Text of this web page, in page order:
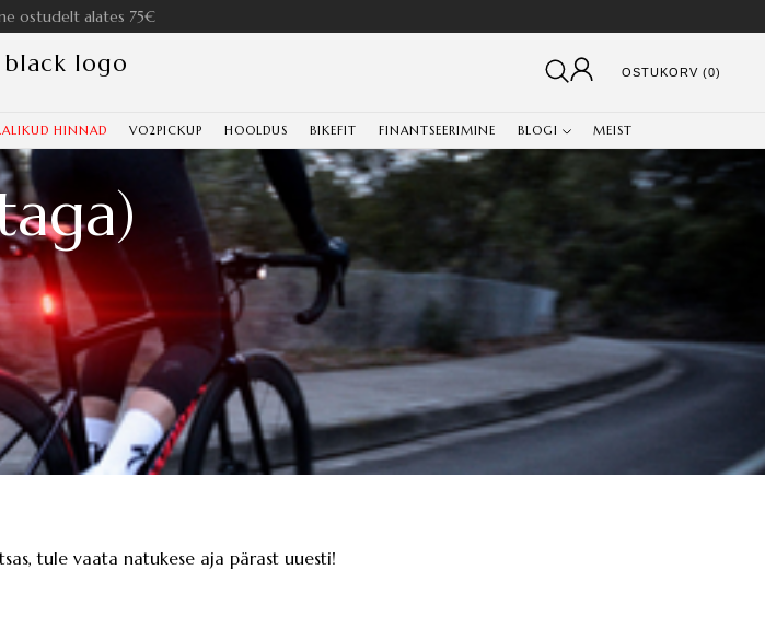
ostudelt alates 75€
OSTUKORV (0)
HINNAD VO2PICKUP HOOLDUS BIKEFIT FINANTSEERIMINE BLOGI MEIST
tule vaata natukese aja pärast uuesti!